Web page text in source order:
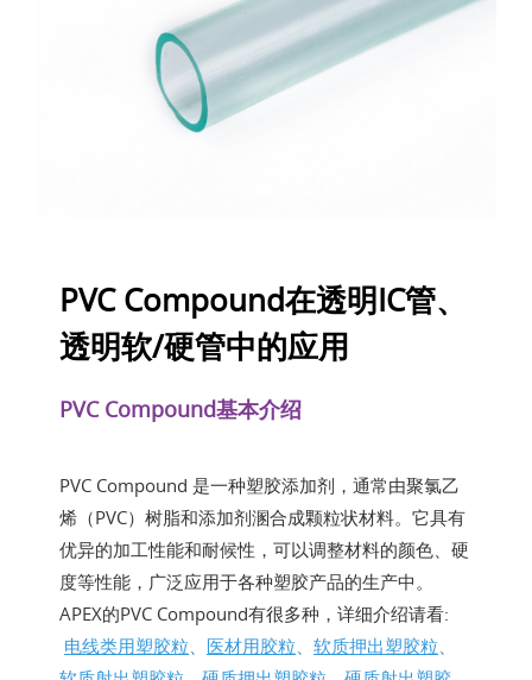
PVC Compound在透明IC管、
透明软/硬管中的应用
PVC Compound基本介绍
PVC Compound 是一种塑胶添加剂，通常由聚氯乙
烯（PVC）树脂和添加剂溷合成颗粒状材料。它具有
优异的加工性能和耐候性，可以调整材料的颜色、硬
度等性能，广泛应用于各种塑胶产品的生产中。
APEX的PVC Compound有很多种，详细介绍请看:
电线类用塑胶粒、 医材用胶粒、 软质押出塑胶粒、